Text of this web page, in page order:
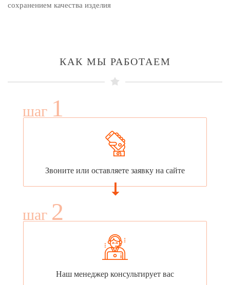
сохранением качества изделия
КАК МЫ РАБОТАЕМ
шаг 1
Звоните или оставляете заявку на сайте
шаг 2
Наш менеджер консультирует вас